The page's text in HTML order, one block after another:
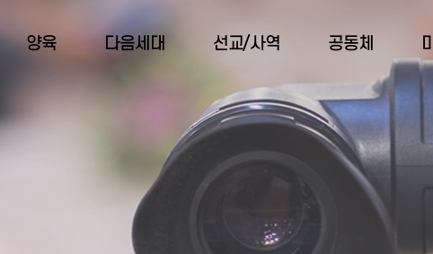
양육 다음세대 선교/사역 공동체